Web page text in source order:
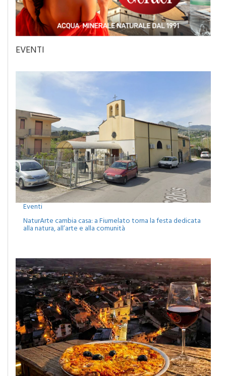
Eventi
NaturArte cambia casa: a Fiumelato torna la festa dedicata